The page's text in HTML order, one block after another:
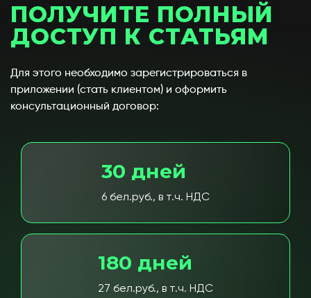
ПОЛУЧИТЕ ПОЛНЫЙ
ДОСТУП К СТАТЬЯМ
Для этого необходимо зарегистрироваться в
приложении (стать клиентом) и оформить
консультационный договор:
30 дней
6 бел.руб., в т.ч. НДС
180 дней
27 бел.руб., в т.ч. НДС